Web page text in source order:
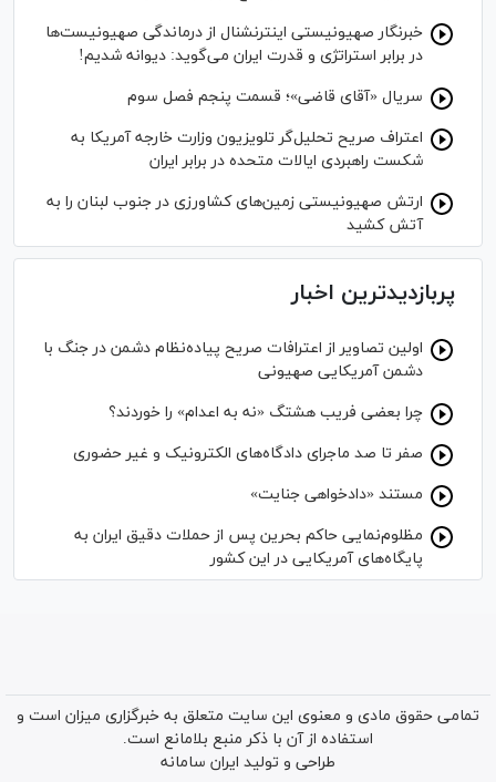
خبرنگار صهیونیستی اینترنشنال از درماندگی صهیونیست‌ها
در برابر استراتژی و قدرت ایران می‌گوید: دیوانه شدیم!
سریال «آقای قاضی»؛ قسمت پنجم فصل سوم
اعتراف صریح تحلیل‌گر تلویزیون وزارت خارجه آمریکا به
شکست راهبردی ایالات متحده در برابر ایران
ارتش صهیونیستی زمین‌های کشاورزی در جنوب لبنان را به
آتش کشید
پربازدیدترین اخبار
اولین تصاویر از اعترافات صریح پیاده‌نظام‌ دشمن در جنگ با
دشمن آمریکایی صهیونی
چرا بعضی فریب هشتگ «نه به اعدام» را خوردند؟
صفر تا صد ماجرای دادگاه‌های الکترونیک و غیر حضوری
مستند «دادخواهی جنایت»
مظلوم‌نمایی حاکم بحرین پس از حملات دقیق ایران به
پایگاه‌های آمریکایی در این کشور
تمامی حقوق مادی و معنوی این سایت متعلق به خبرگزاری میزان است و
استفاده از آن با ذکر منبع بلامانع است.
طراحی و تولید ایران سامانه